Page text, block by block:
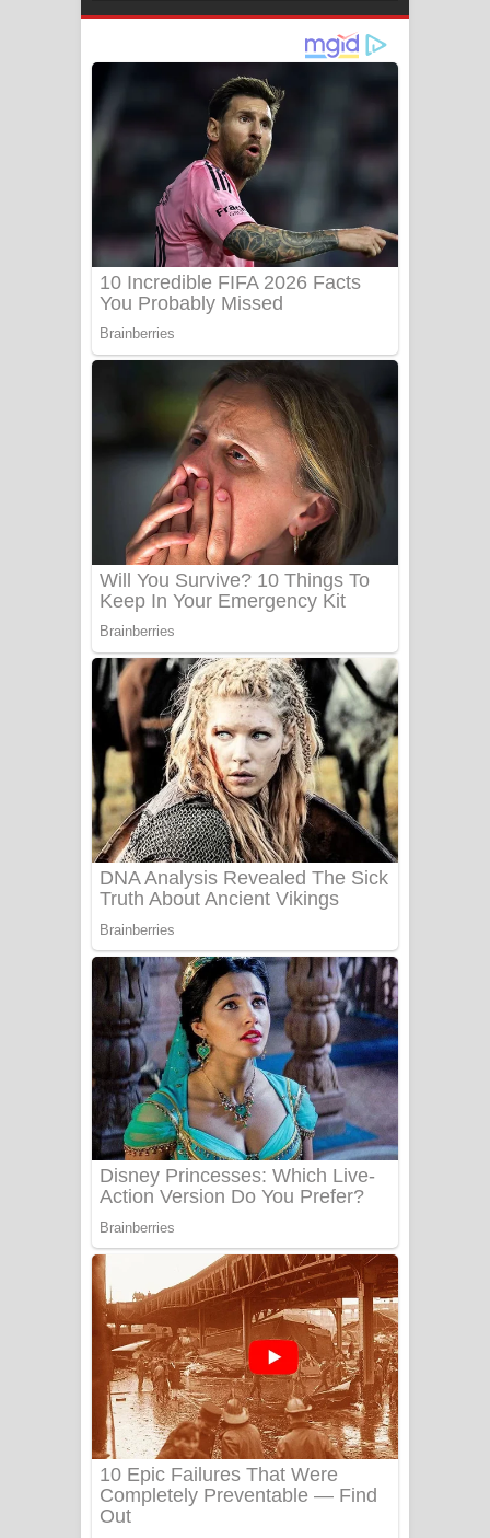
ගීතයේ පද පෙළ
Niwuna Numba Hinda Song Lyrics -
නිවුනා නුඹ හින්දා ගීතයේ පද පෙළ
Numba Dun Aadare Song Lyrics - නුඹ
දුන් ආදරේ ගීතයේ පද පෙළ
Liyamuda Dan Anagathe Song Lyrics
Doni Song Lyrics - දෝණි ගීතයේ පද
පෙළ
Benthara Palame Song Lyrics -
බෙන්තර පාලමේ ගීතයේ පද පෙළ
Sanda Babalena Song Lyrics - සඳ
බැබලෙන ගීතයේ පද පෙළ
Adare Wadi Nisa Song Lyrics - ආදරේ
වැඩි නිසා ගීතයේ පද පෙළ
UNUHUMA Song Lyrics - උණුහුම
ගීතයේ පද පෙළ
Katakara Song Lyrics - කටකාර ගීතයේ
පද පෙළ
Tharu Yaye Dilena Song Lyrics - තරු
යායේ දිලෙනා ගීතයේ පද පෙළ
Ow Man Sosa Song Lyrics - ඔව් මං
සෝසා ගීතයේ පද පෙළ
Heavy Weight Song Lyrics
Aye Lanweela Song Lyrics - ආයේ
ලංවීලා ගීතයේ පද පෙළ
Ala purannata Song Lyrics - ආල
පුරන්නට ගීතයේ පද පෙළ
FEVER DREAM Lyrics - Alex Warren
BTS : Hooligan Lyrics
Apa Hamuwee Song Lyrics - අප හමුවී
ගීතයේ පද පෙළ